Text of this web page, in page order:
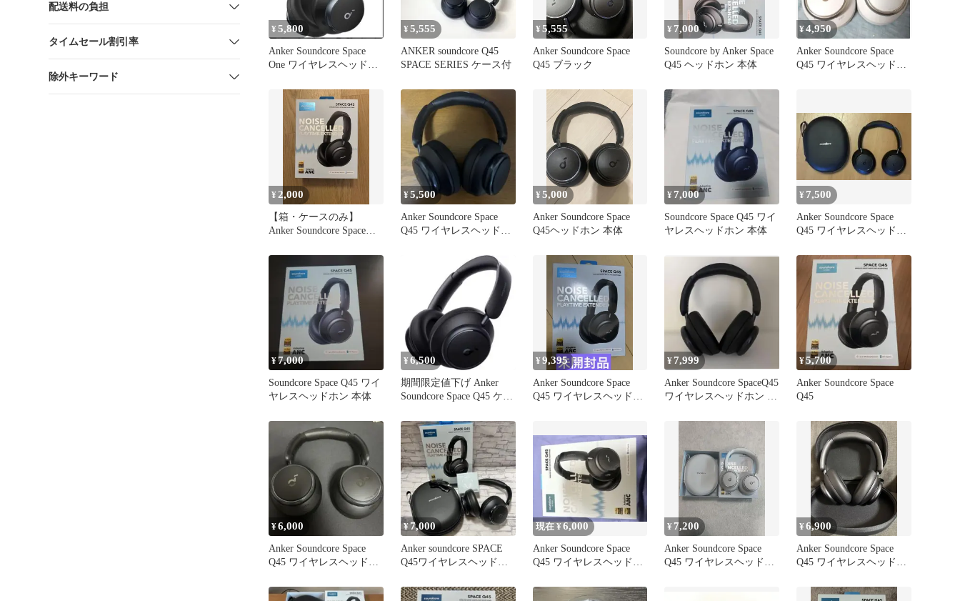
配送料の負担
タイムセール割引率
除外キーワード
¥ 5,800
Anker Soundcore Space
One ワイヤレスヘッドホ
¥5,555
ANKER soundcore Q45
SPACE SERIES ケース付
¥5,555
Anker Soundcore Space
Q45 ブラック
¥ 7,000
Soundcore by Anker Space
Q45 ヘッドホン 本体
¥4,950
Anker Soundcore Space
Q45 ワイヤレスヘッドホ
¥ 2,000
【箱・ケースのみ】
Anker Soundcore Space
¥5,500
Anker Soundcore Space
Q45 ワイヤレスヘッドホ
¥5,000
Anker Soundcore Space
Q45ヘッドホン 本体
¥ 7,000
Soundcore Space Q45 ワイ
ヤレスヘッドホン 本体
¥ 7,500
Anker Soundcore Space
Q45 ワイヤレスヘッドホ
¥7,000
Soundcore Space Q45 ワイ
ヤレスヘッドホン 本体
¥ 6,500
期間限定値下げ Anker
Soundcore Space Q45 ケー
¥9,395
Anker Soundcore Space
Q45 ワイヤレスヘッドホ
¥ 7,999
Anker Soundcore SpaceQ45
ワイヤレスヘッドホン ブ
¥5,700
Anker Soundcore Space
Q45
¥6,000
Anker Soundcore Space
Q45 ワイヤレスヘッドホ
¥7,000
Anker soundcore SPACE
Q45ワイヤレスヘッドホ
現在 ¥6,000
Anker Soundcore Space
Q45 ワイヤレスヘッドホ
¥ 7,200
Anker Soundcore Space
Q45 ワイヤレスヘッドホ
¥6,900
Anker Soundcore Space
Q45 ワイヤレスヘッドホ